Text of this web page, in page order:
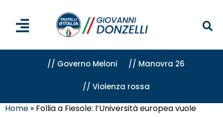
// Governo Meloni // Manovra 26
// Violenza rossa
Home » Follia a Fiesole: l’Università europea vuole